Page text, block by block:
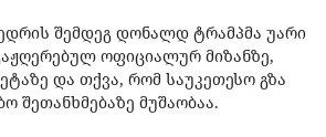
შემდეგ დონალდ ტრამპმა უარი
ოფიციალურ მიზანზე,
და თქვა, რომ საუკეთესო გზა
შეთანხმებაზე მუშაობაა.